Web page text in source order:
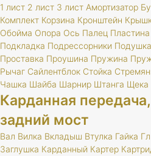
1 лист 2 лист 3 лист Амортизатор
Комплект Корзина Кронштейн
Обойма Опора Ось Палец Пластина
Подкладка Подрессорники Подушка
Проставка Проушина Пружина
Рычаг Сайлентблок Стойка
Чашка Шайба Шарнир Штанга Щека
Карданная
задний мост
Вал Вилка Вкладыш Втулка Гайка Гл
Заглушка Карданный Картер